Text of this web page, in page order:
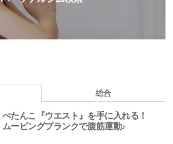
総合
ぺたんこ『ウエスト』を手に入れる！
ムービングプランクで腹筋運動♪